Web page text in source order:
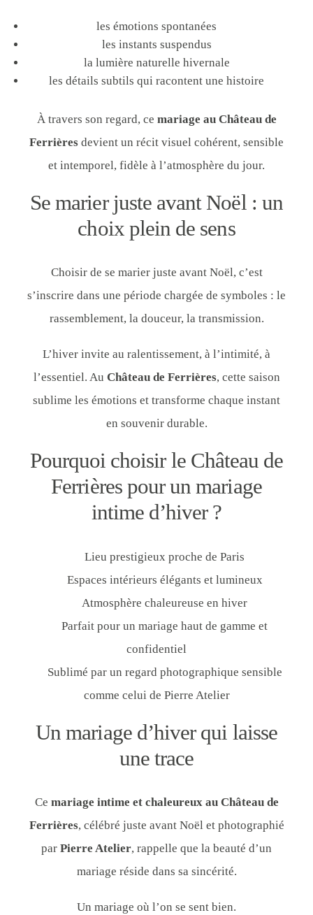
les émotions spontanées
les instants suspendus
la lumière naturelle hivernale
les détails subtils qui racontent une histoire
À travers son regard, ce mariage au Château de
Ferrières devient un récit visuel cohérent, sensible
et intemporel, fidèle à l’atmosphère du jour.
Se marier juste avant Noël : un
choix plein de sens
Choisir de se marier juste avant Noël, c’est
s’inscrire dans une période chargée de symboles : le
rassemblement, la douceur, la transmission.
L’hiver invite au ralentissement, à l’intimité, à
l’essentiel. Au Château de Ferrières, cette saison
sublime les émotions et transforme chaque instant
en souvenir durable.
Pourquoi choisir le Château de
Ferrières pour un mariage
intime d’hiver ?
Lieu prestigieux proche de Paris
Espaces intérieurs élégants et lumineux
Atmosphère chaleureuse en hiver
Parfait pour un mariage haut de gamme et
confidentiel
Sublimé par un regard photographique sensible
comme celui de Pierre Atelier
Un mariage d’hiver qui laisse
une trace
Ce mariage intime et chaleureux au Château de
Ferrières, célébré juste avant Noël et photographié
par Pierre Atelier, rappelle que la beauté d’un
mariage réside dans sa sincérité.
Un mariage où l’on se sent bien.